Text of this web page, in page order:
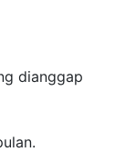
dianggap